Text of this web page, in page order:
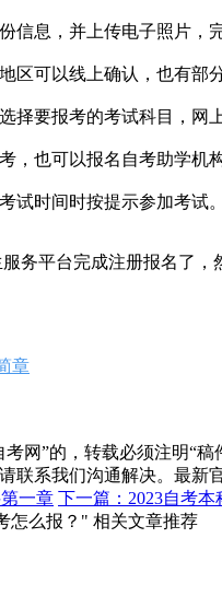
信息，并上传电子照片，
区可以线上确认，也有部
择要报考的考试科目，网
，也可以报名自考助学机
试时间时按提示参加考试。
务平台完成注册报名了
章
网”的，转载必须注明“
联系我们沟通解决。最新
一章 下一篇：2023自考
怎么报？" 相关文章推荐